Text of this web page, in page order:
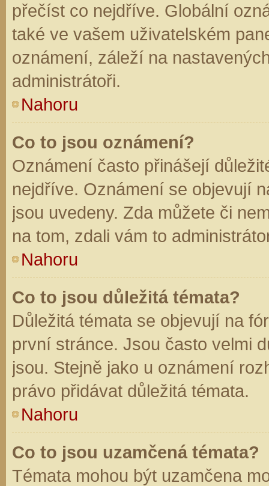
přečíst co nejdříve. Globální
také ve vašem uživatelském
oznámení, záleží na
administrátoři.
Nahoru
Co to jsou oznámení?
Oznámení často přinášejí
nejdříve. Oznámení se objevují
jsou uvedeny. Zda můžete či
na tom, zdali vám to
Nahoru
Co to jsou důležitá témata?
Důležitá témata se objevují na
první stránce. Jsou často velmi
jsou. Stejně jako u oznámení
právo přidávat důležitá témata.
Nahoru
Co to jsou uzamčená témata?
Témata mohou být uzamčena